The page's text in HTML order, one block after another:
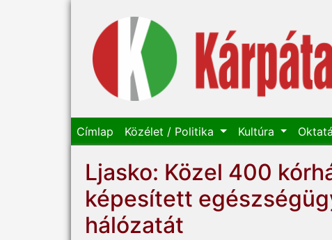
Címlap Közélet / Politika Kultúra
Ljasko: Közel 400
képesített
hálózatát